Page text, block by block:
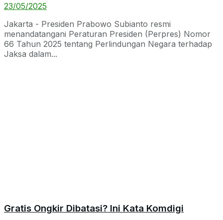
23/05/2025
Jakarta - Presiden Prabowo Subianto resmi
menandatangani Peraturan Presiden (Perpres) Nomor
66 Tahun 2025 tentang Perlindungan Negara terhadap
Jaksa dalam...
Gratis Ongkir Dibatasi? Ini Kata Komdigi